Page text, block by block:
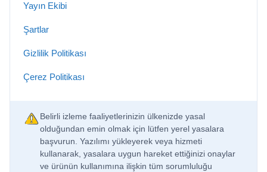
Yayın Ekibi
Şartlar
Gizlilik Politikası
Çerez Politikası
Belirli izleme faaliyetlerinizin ülkenizde yasal
olduğundan emin olmak için lütfen yerel yasalara
başvurun. Yazılımı yükleyerek veya hizmeti
kullanarak, yasalara uygun hareket ettiğinizi onaylar
ve ürünün kullanımına ilişkin tüm sorumluluğu